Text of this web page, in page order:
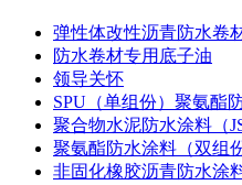
弹性体改性沥青防水卷
防水卷材专用底子油
领导关怀
SPU（单组份）聚氨酯
聚合物水泥防水涂料（JS
聚氨酯防水涂料（双组份
非固化橡胶沥青防水涂